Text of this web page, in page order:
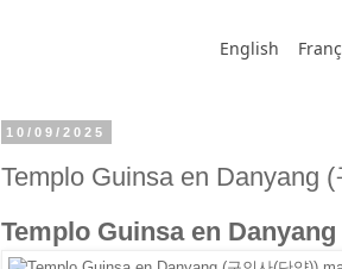
English
10/09/2025
Templo Guinsa en Danyang
Templo Guinsa en Danyang